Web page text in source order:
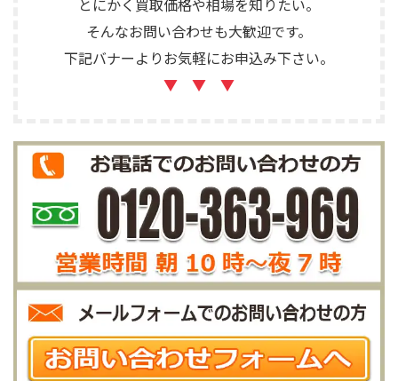
とにかく買取価格や相場を知りたい。
そんなお問い合わせも大歓迎です。
下記バナーよりお気軽にお申込み下さい。
▼ ▼ ▼